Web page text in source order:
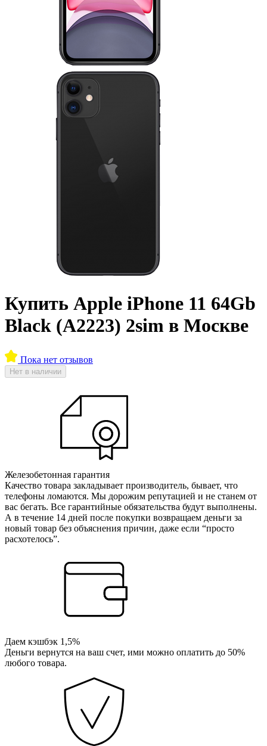
Купить Apple iPhone 11 64Gb
Black (A2223) 2sim в Москве
Пока нет отзывов
Нет в наличии
Железобетонная гарантия
Качество товара закладывает производитель, бывает, что
телефоны ломаются. Мы дорожим репутацией и не станем от
вас бегать. Все гарантийные обязательства будут выполнены.
А в течение 14 дней после покупки возвращаем деньги за
новый товар без объяснения причин, даже если “просто
расхотелось”.
Даем кэшбэк 1,5%
Деньги вернутся на ваш счет, ими можно оплатить до 50%
любого товара.